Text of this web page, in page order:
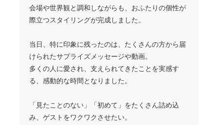
会場や世界観と調和しながらも、おふたりの個性が
際立つスタイリングが完成しました。
当日、特に印象に残ったのは、たくさんの方から届
けられたサプライズメッセージや動画。
多くの人に愛され、支えられてきたことを実感す
る、感動的な時間となりました。
「見たことのない」「初めて」をたくさん詰め込
み、ゲストをワクワクさせたい。